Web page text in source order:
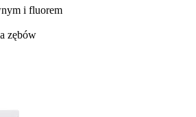
i fluorem
zębów